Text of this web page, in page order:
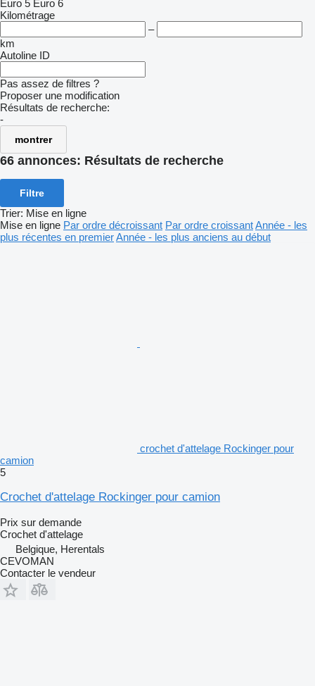
Euro 5 Euro 6
Kilométrage
–
km
Autoline ID
Pas assez de filtres ?
Proposer une modification
Résultats de recherche:
-
montrer
66 annonces: Résultats de recherche
Filtre
Trier: Mise en ligne
Mise en ligne Par ordre décroissant Par ordre croissantAnnée - les
plus récentes en premierAnnée - les plus anciens au début
crochet d'attelage Rockinger pour
camion
5
Crochet d'attelage Rockinger pour camion
Prix sur demande
Crochet d'attelage
Belgique, Herentals
CEVOMAN
Contacter le vendeur